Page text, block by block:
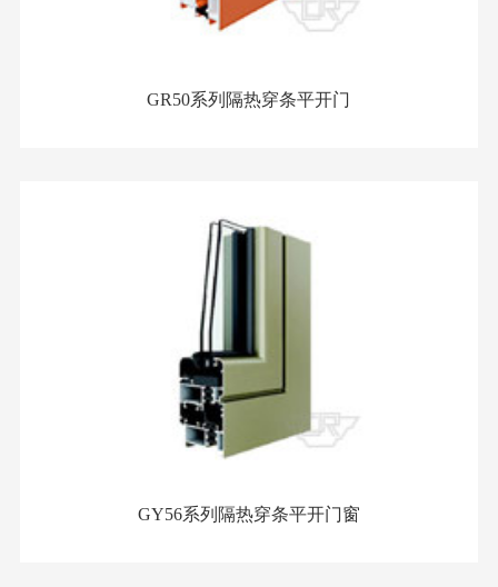
GR50系列隔热穿条平开门
GY56系列隔热穿条平开门窗